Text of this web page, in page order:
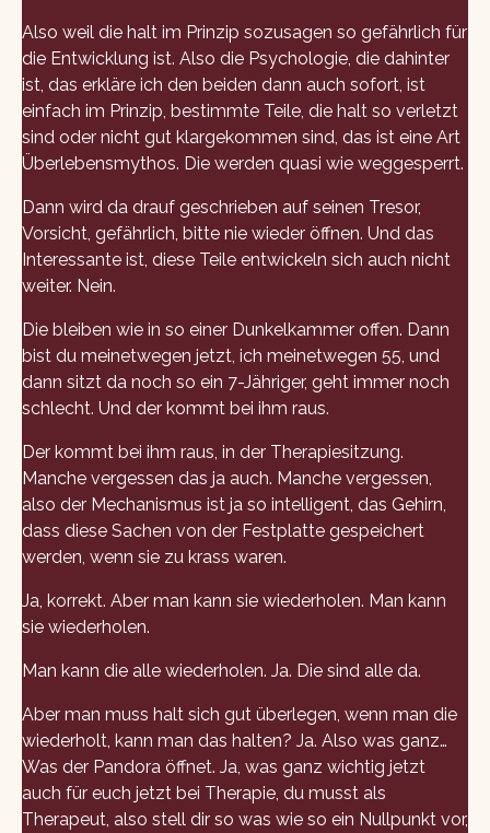
Also weil die halt im Prinzip sozusagen so gefährlich für
die Entwicklung ist. Also die Psychologie, die dahinter
ist, das erkläre ich den beiden dann auch sofort, ist
einfach im Prinzip, bestimmte Teile, die halt so verletzt
sind oder nicht gut klargekommen sind, das ist eine Art
Überlebensmythos. Die werden quasi wie weggesperrt.
Dann wird da drauf geschrieben auf seinen Tresor,
Vorsicht, gefährlich, bitte nie wieder öffnen. Und das
Interessante ist, diese Teile entwickeln sich auch nicht
weiter. Nein.
Die bleiben wie in so einer Dunkelkammer offen. Dann
bist du meinetwegen jetzt, ich meinetwegen 55, und
dann sitzt da noch so ein 7-Jähriger, geht immer noch
schlecht. Und der kommt bei ihm raus.
Der kommt bei ihm raus, in der Therapiesitzung.
Manche vergessen das ja auch. Manche vergessen,
also der Mechanismus ist ja so intelligent, das Gehirn,
dass diese Sachen von der Festplatte gespeichert
werden, wenn sie zu krass waren.
Ja, korrekt. Aber man kann sie wiederholen. Man kann
sie wiederholen.
Man kann die alle wiederholen. Ja. Die sind alle da.
Aber man muss halt sich gut überlegen, wenn man die
wiederholt, kann man das halten? Ja. Also was ganz…
Was der Pandora öffnet. Ja, was ganz wichtig jetzt
auch für euch jetzt bei Therapie, du musst als
Therapeut, also stell dir so was wie so ein Nullpunkt vor,